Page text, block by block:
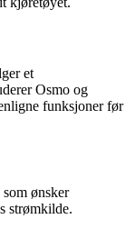
et
Osmo og
funksjoner før
ønsker
strømkilde.